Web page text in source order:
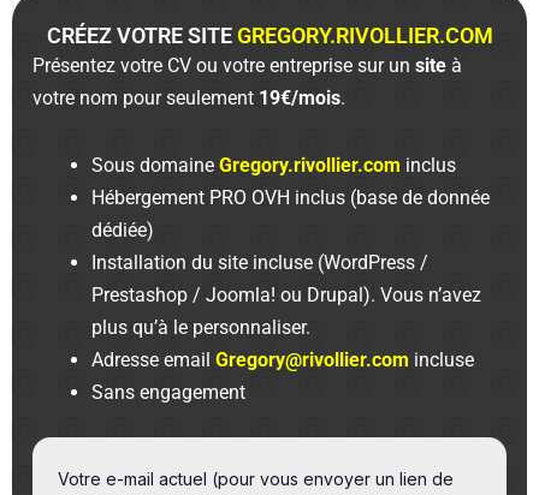
CRÉEZ VOTRE SITE GREGORY.RIVOLLIER.COM
Présentez votre CV ou votre entreprise sur unsite à
votre nom pour seulement 19€/mois.
Sous domaineGregory.rivollier.com inclus
Hébergement PRO OVH inclus (base de donnée
dédiée)
Installation du site incluse (WordPress /
Prestashop / Joomla! ou Drupal). Vous n’avez
plus qu’à le personnaliser.
Adresse emailGregory@rivollier.com incluse
Sans engagement
Votre e-mail actuel (pour vous envoyer un lien de